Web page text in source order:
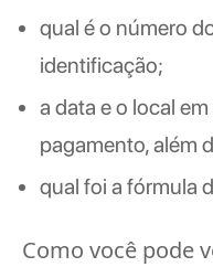
qual é o número
identificação;
a data e o local
pagamento, além
qual foi a fórmula
Como você pode